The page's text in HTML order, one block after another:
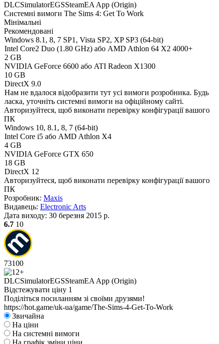
DLCSimulatorEGSSteamEA App (Origin)
Системні вимоги The Sims 4: Get To Work
Мінімальні
Рекомендовані
Windows 8.1, 8, 7 SP1, Vista SP2, XP SP3 (64-bit)
Intel Core2 Duo (1.80 GHz) або AMD Athlon 64 X2 4000+
2 GB
NVIDIA GeForce 6600 або ATI Radeon X1300
10 GB
DirectX 9.0
Нам не вдалося відобразити тут усі вимоги розробника. Будь
ласка, уточніть системні вимоги на офіційному сайті.
Авторизуйтеся, щоб виконати перевірку конфігурації вашого
ПК
Windows 10, 8.1, 8, 7 (64-bit)
Intel Core i5 або AMD Athlon X4
4 GB
NVIDIA GeForce GTX 650
18 GB
DirectX 12
Авторизуйтеся, щоб виконати перевірку конфігурації вашого
ПК
Розробник: Maxis
Видавець: Electronic Arts
Дата виходу: 30 березня 2015 р.
6.7 10
73100
DLCSimulatorEGSSteamEA App (Origin)
Відстежувати ціну 1
Поділіться посиланням зі своїми друзями!
https://hot.game/uk-ua/game/The-Sims-4-Get-To-Work
Звичайна
На ціни
На системні вимоги
На графік зміни ціни